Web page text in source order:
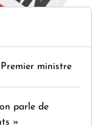
ministre
parle de
»